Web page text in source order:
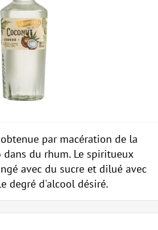
par macération de la
du rhum. Le spiritueux
avec du sucre et dilué avec
degré d'alcool désiré.